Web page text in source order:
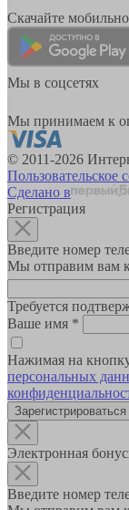
Скачайте
Мы в соцсетях
Мы принимаем к
© 2011-2026
Пользовательское
Сделано в
Регистрация
Введите номер
Мы отправим вам
Требуется
Ваше имя *
Нажимая на
персональных
Зарегистрироваться
Электронная
Введите номер